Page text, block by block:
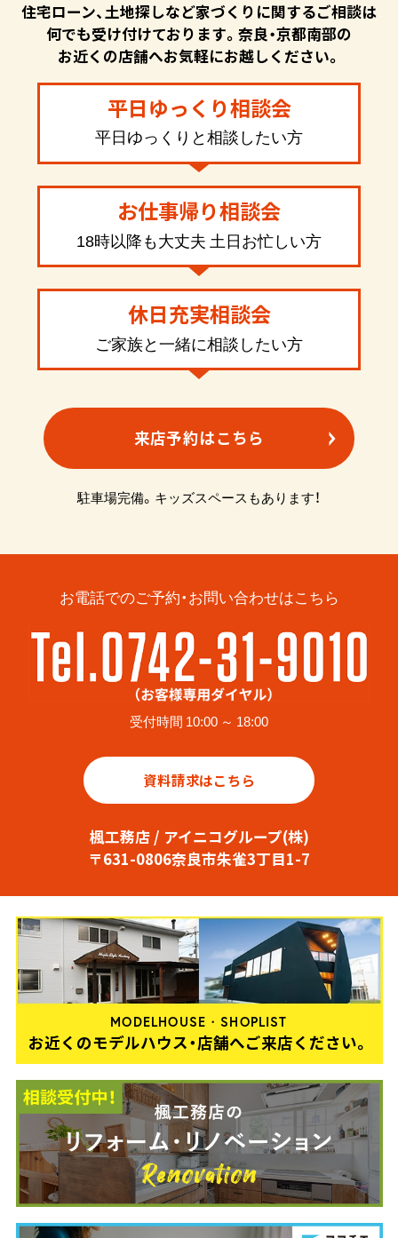
住宅ローン、土地探しなど家づくりに関するご相談は
何でも受け付けております。奈良・京都南部の
お近くの店舗へお気軽にお越しください。
平日ゆっくり相談会
平日ゆっくりと相談したい方
お仕事帰り相談会
18時以降も大丈夫 土日お忙しい方
休日充実相談会
ご家族と一緒に相談したい方
来店予約はこちら
駐車場完備。キッズスペースもあります！
お電話でのご予約・お問い合わせはこちら
受付時間 10:00 ～ 18:00
資料請求はこちら
楓工務店 / アイニコグループ(株)
〒631-0806奈良市朱雀3丁目1-7
MODELHOUSE・SHOPLIST
お近くのモデルハウス・店舗へご来店ください。